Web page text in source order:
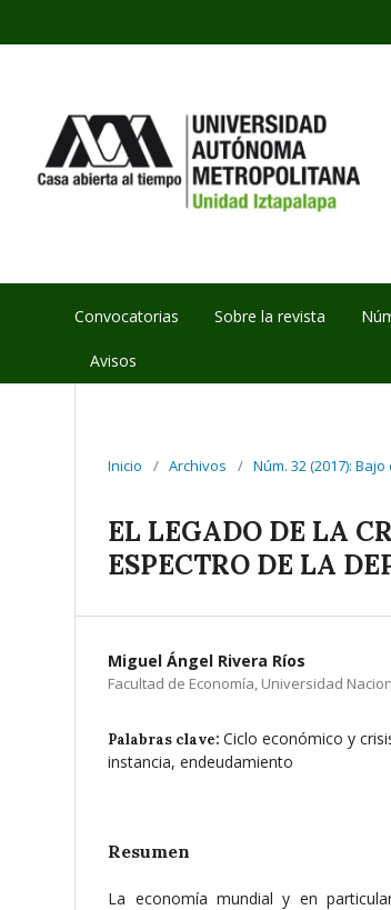
Convocatorias Sobre la revista
Avisos
Inicio / Archivos / Núm. 32 (2017):
EL LEGADO DE LA
ESPECTRO DE LA
Miguel Ángel Rivera Ríos
Facultad de Economía, Universidad
Palabras clave:Ciclo económico y
instancia, endeudamiento
Resumen
La economía mundial y en